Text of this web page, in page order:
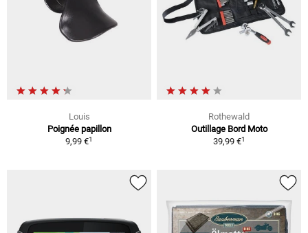
Louis
Poignée papillon
9,99 €1
Rothewald
Outillage Bord Moto
39,99 €1